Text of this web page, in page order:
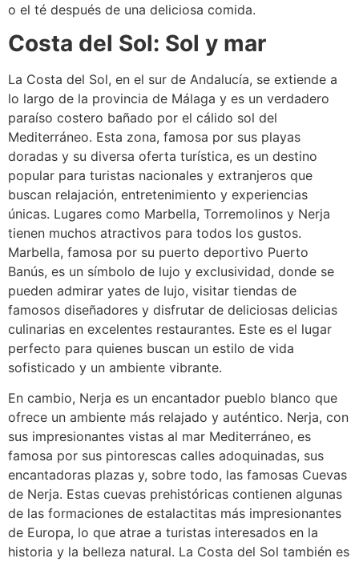
o el té después de una deliciosa comida.
Costa del Sol: Sol y mar
La Costa del Sol, en el sur de Andalucía, se extiende a
lo largo de la provincia de Málaga y es un verdadero
paraíso costero bañado por el cálido sol del
Mediterráneo. Esta zona, famosa por sus playas
doradas y su diversa oferta turística, es un destino
popular para turistas nacionales y extranjeros que
buscan relajación, entretenimiento y experiencias
únicas. Lugares como Marbella, Torremolinos y Nerja
tienen muchos atractivos para todos los gustos.
Marbella, famosa por su puerto deportivo Puerto
Banús, es un símbolo de lujo y exclusividad, donde se
pueden admirar yates de lujo, visitar tiendas de
famosos diseñadores y disfrutar de deliciosas delicias
culinarias en excelentes restaurantes. Este es el lugar
perfecto para quienes buscan un estilo de vida
sofisticado y un ambiente vibrante.
En cambio, Nerja es un encantador pueblo blanco que
ofrece un ambiente más relajado y auténtico. Nerja, con
sus impresionantes vistas al mar Mediterráneo, es
famosa por sus pintorescas calles adoquinadas, sus
encantadoras plazas y, sobre todo, las famosas Cuevas
de Nerja. Estas cuevas prehistóricas contienen algunas
de las formaciones de estalactitas más impresionantes
de Europa, lo que atrae a turistas interesados ​​en la
historia y la belleza natural. La Costa del Sol también es